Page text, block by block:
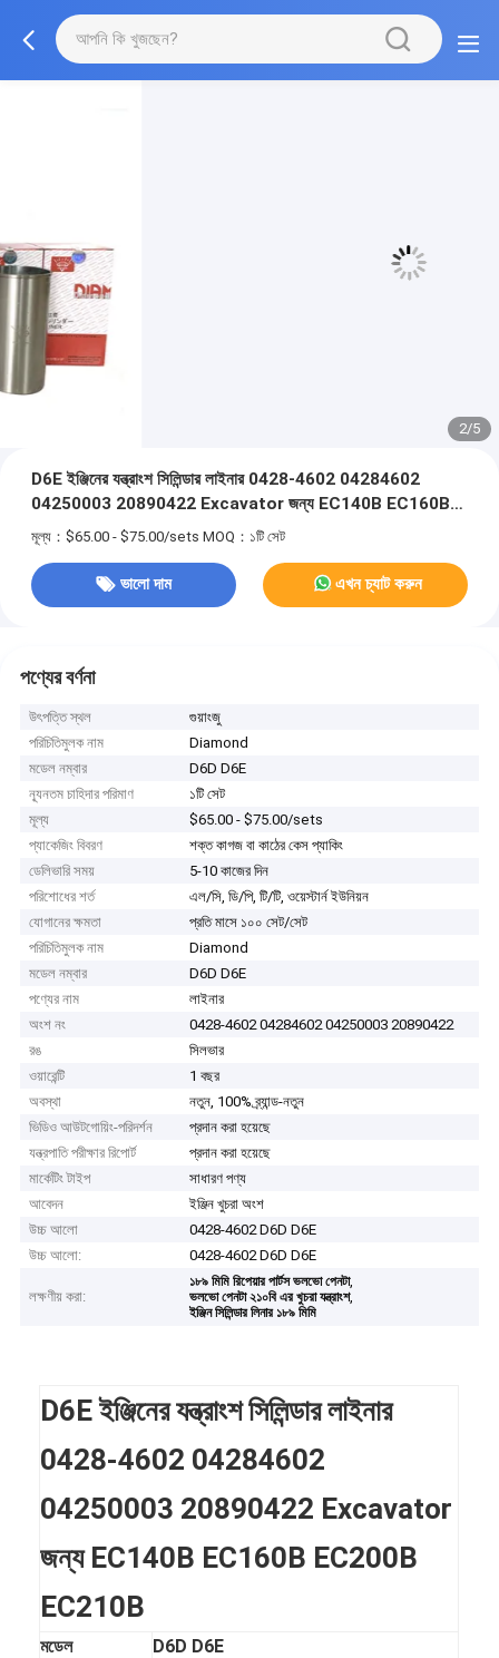
3/5
D6E ইঞ্জিনের যন্ত্রাংশ সিলিন্ডার লাইনার 0428-4602 04284602
04250003 20890422 Excavator জন্য EC140B EC160B
EC200B EC210B
মূল্য：$65.00 - $75.00/sets MOQ：১টি সেট
ভালো দাম এখন চ্যাট করুন
পণ্যের বর্ণনা
উৎপত্তি স্থল
গুয়াংজু
পরিচিতিমুলক নাম
Diamond
মডেল নম্বার
D6D D6E
ন্যূনতম চাহিদার পরিমাণ
১টি সেট
মূল্য
$65.00 - $75.00/sets
প্যাকেজিং বিবরণ
শক্ত কাগজ বা কাঠের কেস প্যাকিং
ডেলিভারি সময়
5-10 কাজের দিন
পরিশোধের শর্ত
এল/সি, ডি/পি, টি/টি, ওয়েস্টার্ন ইউনিয়ন
যোগানের ক্ষমতা
প্রতি মাসে ১০০ সেট/সেট
পরিচিতিমুলক নাম
Diamond
মডেল নম্বার
D6D D6E
পণ্যের নাম
লাইনার
অংশ নং
0428-4602 04284602 04250003 20890422
রঙ
সিলভার
ওয়ারেন্টি
1 বছর
অবস্থা
নতুন, 100% ব্র্যান্ড-নতুন
ভিডিও আউটগোয়িং-পরিদর্শন
প্রদান করা হয়েছে
যন্ত্রপাতি পরীক্ষার রিপোর্ট
প্রদান করা হয়েছে
মার্কেটিং টাইপ
সাধারণ পণ্য
আবেদন
ইঞ্জিন খুচরা অংশ
উচ্চ আলো
0428-4602 D6D D6E
উচ্চ আলো:
0428-4602 D6D D6E
লক্ষণীয় করা:
১৮৯ মিমি রিপেয়ার পার্টস ভলভো পেনটা,
ভলভো পেনটা ২১০বি এর খুচরা যন্ত্রাংশ,
ইঞ্জিন সিলিন্ডার লিনার ১৮৯ মিমি
D6E ইঞ্জিনের যন্ত্রাংশ সিলিন্ডার লাইনার
0428-4602 04284602
04250003 20890422 Excavator
জন্য EC140B EC160B EC200B
EC210B
মডেল
D6D D6E